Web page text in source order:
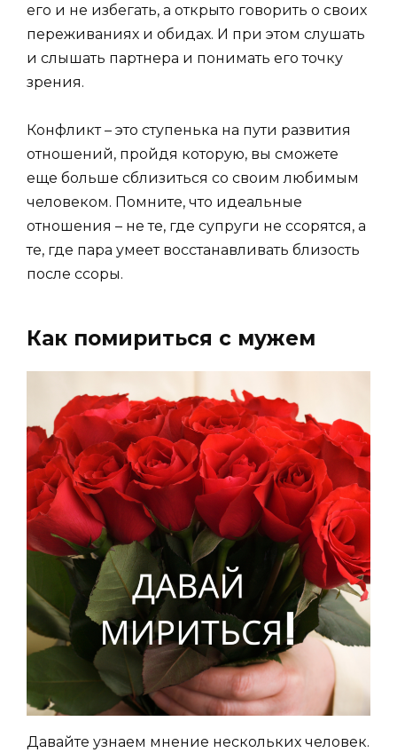
его и не избегать, а открыто говорить о своих
переживаниях и обидах. И при этом слушать
и слышать партнера и понимать его точку
зрения.
Конфликт – это ступенька на пути развития
отношений, пройдя которую, вы сможете
еще больше сблизиться со своим любимым
человеком. Помните, что идеальные
отношения – не те, где супруги не ссорятся, а
те, где пара умеет восстанавливать близость
после ссоры.
Как помириться с мужем
Давайте узнаем мнение нескольких человек.